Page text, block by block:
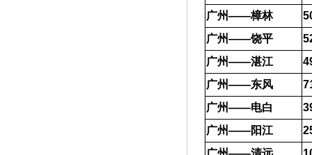
广州——樟林
广州——饶平
广州——湛江
广州——东风
广州——电白
广州——阳江